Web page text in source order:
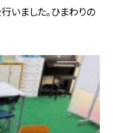
いました。ひまわりの